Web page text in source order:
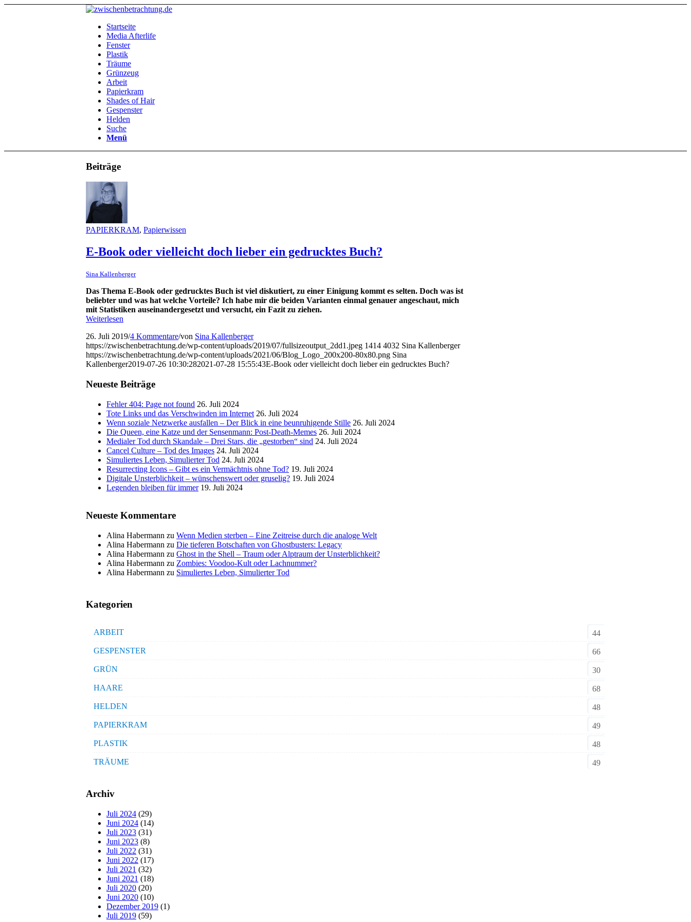
Startseite
Media Afterlife
Fenster
Plastik
Träume
Grünzeug
Arbeit
Papierkram
Shades of Hair
Gespenster
Helden
Suche
Menü
Beiträge
PAPIERKRAM, Papierwissen
E-Book oder vielleicht doch lieber ein gedrucktes Buch?
Sina Kallenberger
Das Thema E-Book oder gedrucktes Buch ist viel diskutiert, zu einer Einigung kommt es selten. Doch was ist
beliebter und was hat welche Vorteile? Ich habe mir die beiden Varianten einmal genauer angeschaut, mich
mit Statistiken auseinandergesetzt und versucht, ein Fazit zu ziehen.
Weiterlesen
26. Juli 2019/4 Kommentare/von Sina Kallenberger
https://zwischenbetrachtung.de/wp-content/uploads/2019/07/fullsizeoutput_2dd1.jpeg 1414 4032 Sina Kallenberger
https://zwischenbetrachtung.de/wp-content/uploads/2021/06/Blog_Logo_200x200-80x80.png Sina
Kallenberger2019-07-26 10:30:282021-07-28 15:55:43E-Book oder vielleicht doch lieber ein gedrucktes Buch?
Neueste Beiträge
Fehler 404: Page not found 26. Juli 2024
Tote Links und das Verschwinden im Internet 26. Juli 2024
Wenn soziale Netzwerke ausfallen – Der Blick in eine beunruhigende Stille 26. Juli 2024
Die Queen, eine Katze und der Sensenmann: Post-Death-Memes 26. Juli 2024
Medialer Tod durch Skandale – Drei Stars, die „gestorben“ sind 24. Juli 2024
Cancel Culture – Tod des Images 24. Juli 2024
Simuliertes Leben, Simulierter Tod 24. Juli 2024
Resurrecting Icons – Gibt es ein Vermächtnis ohne Tod? 19. Juli 2024
Digitale Unsterblichkeit – wünschenswert oder gruselig? 19. Juli 2024
Legenden bleiben für immer 19. Juli 2024
Neueste Kommentare
Alina Habermann zu Wenn Medien sterben – Eine Zeitreise durch die analoge Welt
Alina Habermann zu Die tieferen Botschaften von Ghostbusters: Legacy
Alina Habermann zu Ghost in the Shell – Traum oder Alptraum der Unsterblichkeit?
Alina Habermann zu Zombies: Voodoo-Kult oder Lachnummer?
Alina Habermann zu Simuliertes Leben, Simulierter Tod
Kategorien
ARBEIT
44
GESPENSTER
66
GRÜN
30
HAARE
68
HELDEN
48
PAPIERKRAM
49
PLASTIK
48
TRÄUME
49
Archiv
Juli 2024 (29)
Juni 2024 (14)
Juli 2023 (31)
Juni 2023 (8)
Juli 2022 (31)
Juni 2022 (17)
Juli 2021 (32)
Juni 2021 (18)
Juli 2020 (20)
Juni 2020 (10)
Dezember 2019 (1)
Juli 2019 (59)